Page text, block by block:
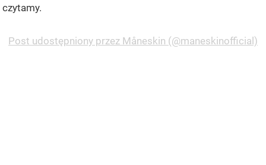
czytamy.
Post udostępniony przez Måneskin (@maneskinofficial)